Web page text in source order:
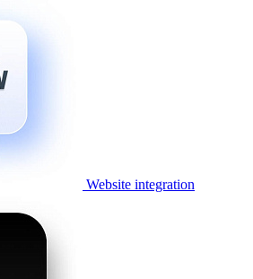
Website integration